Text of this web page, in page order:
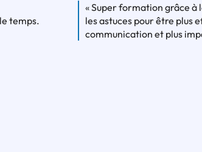
temps.
« Super formation grâce à
les astuces pour être plus
communication et plus